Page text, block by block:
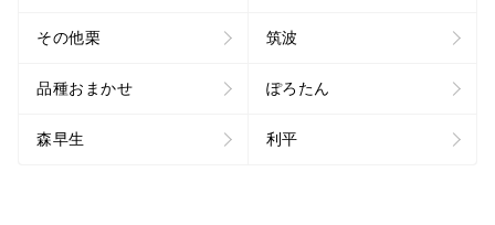
その他栗 筑波
品種おまかせ ぽろたん
森早生 利平